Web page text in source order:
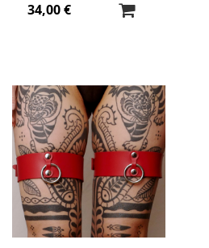
34,00 €
Ajouter
à
ma